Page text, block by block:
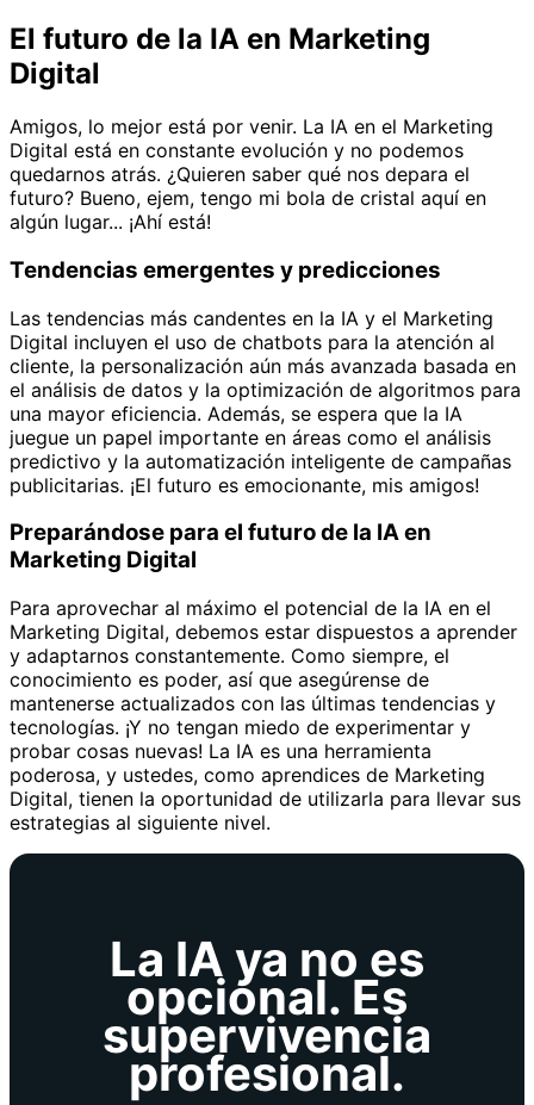
El futuro de la IA en Marketing
Digital
Amigos, lo mejor está por venir. La IA en el Marketing
Digital está en constante evolución y no podemos
quedarnos atrás. ¿Quieren saber qué nos depara el
futuro? Bueno, ejem, tengo mi bola de cristal aquí en
algún lugar... ¡Ahí está!
Tendencias emergentes y predicciones
Las tendencias más candentes en la IA y el Marketing
Digital incluyen el uso de chatbots para la atención al
cliente, la personalización aún más avanzada basada en
el análisis de datos y la optimización de algoritmos para
una mayor eficiencia. Además, se espera que la IA
juegue un papel importante en áreas como el análisis
predictivo y la automatización inteligente de campañas
publicitarias. ¡El futuro es emocionante, mis amigos!
Preparándose para el futuro de la IA en
Marketing Digital
Para aprovechar al máximo el potencial de la IA en el
Marketing Digital, debemos estar dispuestos a aprender
y adaptarnos constantemente. Como siempre, el
conocimiento es poder, así que asegúrense de
mantenerse actualizados con las últimas tendencias y
tecnologías. ¡Y no tengan miedo de experimentar y
probar cosas nuevas! La IA es una herramienta
poderosa, y ustedes, como aprendices de Marketing
Digital, tienen la oportunidad de utilizarla para llevar sus
estrategias al siguiente nivel.
La IA ya no es
opcional. Es
supervivencia
profesional.